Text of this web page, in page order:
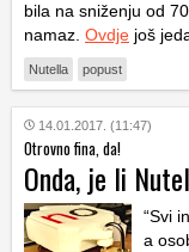
bila na sniženju od
namaz. Ovdje još
Nutella popust
14.01.2017. (11:47)
Otrovno fina, da!
Onda, je li
“Svi
a